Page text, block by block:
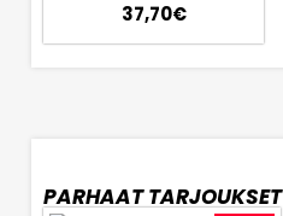
37,70€
PARHAAT TARJOUKSET